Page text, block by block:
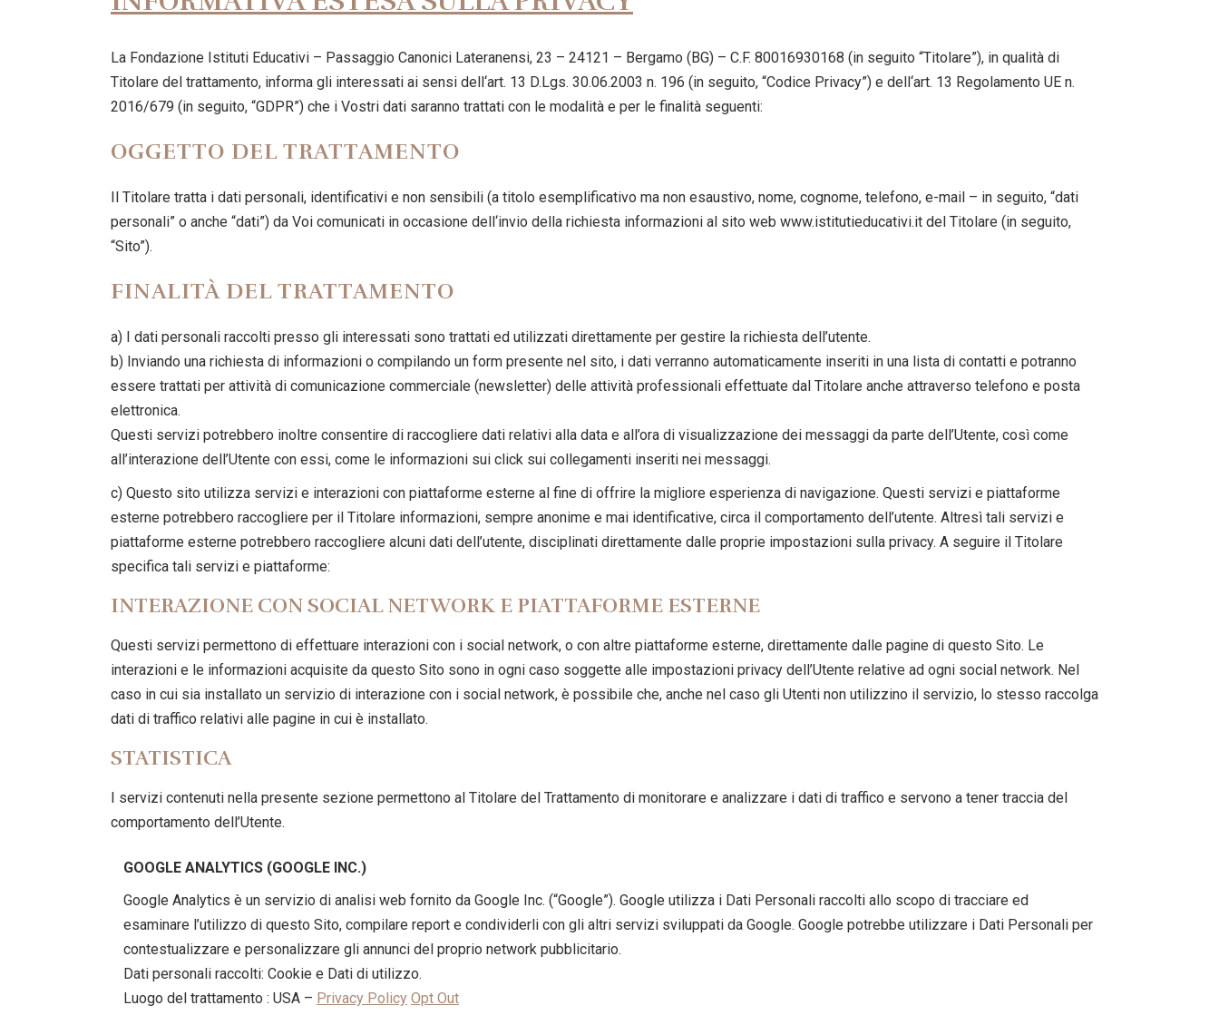
La Fondazione Istituti Educativi – Passaggio Canonici Lateranensi, 23 – 24121 – Bergamo (BG) – C.F. 80016930168 (in seguito “Titolare”), in qualità di
Titolare del trattamento, informa gli interessati ai sensi dell‘art. 13 D.Lgs. 30.06.2003 n. 196 (in seguito, “Codice Privacy”) e dell‘art. 13 Regolamento UE n.
2016/679 (in seguito, “GDPR”) che i Vostri dati saranno trattati con le modalità e per le finalità seguenti:
OGGETTO DEL TRATTAMENTO
Il Titolare tratta i dati personali, identificativi e non sensibili (a titolo esemplificativo ma non esaustivo, nome, cognome, telefono, e-mail – in seguito, “dati
personali” o anche “dati”) da Voi comunicati in occasione dell‘invio della richiesta informazioni al sito web www.istitutieducativi.it del Titolare (in seguito,
“Sito”).
FINALITÀ DEL TRATTAMENTO
a) I dati personali raccolti presso gli interessati sono trattati ed utilizzati direttamente per gestire la richiesta dell’utente.
b) Inviando una richiesta di informazioni o compilando un form presente nel sito, i dati verranno automaticamente inseriti in una lista di contatti e potranno
essere trattati per attività di comunicazione commerciale (newsletter) delle attività professionali effettuate dal Titolare anche attraverso telefono e posta
elettronica.
Questi servizi potrebbero inoltre consentire di raccogliere dati relativi alla data e all’ora di visualizzazione dei messaggi da parte dell’Utente, così come
all’interazione dell’Utente con essi, come le informazioni sui click sui collegamenti inseriti nei messaggi.
c) Questo sito utilizza servizi e interazioni con piattaforme esterne al fine di offrire la migliore esperienza di navigazione. Questi servizi e piattaforme
esterne potrebbero raccogliere per il Titolare informazioni, sempre anonime e mai identificative, circa il comportamento dell’utente. Altresì tali servizi e
piattaforme esterne potrebbero raccogliere alcuni dati dell’utente, disciplinati direttamente dalle proprie impostazioni sulla privacy. A seguire il Titolare
specifica tali servizi e piattaforme:
INTERAZIONE CON SOCIAL NETWORK E PIATTAFORME ESTERNE
Questi servizi permettono di effettuare interazioni con i social network, o con altre piattaforme esterne, direttamente dalle pagine di questo Sito. Le
interazioni e le informazioni acquisite da questo Sito sono in ogni caso soggette alle impostazioni privacy dell’Utente relative ad ogni social network. Nel
caso in cui sia installato un servizio di interazione con i social network, è possibile che, anche nel caso gli Utenti non utilizzino il servizio, lo stesso raccolga
dati di traffico relativi alle pagine in cui è installato.
STATISTICA
I servizi contenuti nella presente sezione permettono al Titolare del Trattamento di monitorare e analizzare i dati di traffico e servono a tener traccia del
comportamento dell’Utente.
GOOGLE ANALYTICS (GOOGLE INC.)
Google Analytics è un servizio di analisi web fornito da Google Inc. (“Google”). Google utilizza i Dati Personali raccolti allo scopo di tracciare ed
esaminare l’utilizzo di questo Sito, compilare report e condividerli con gli altri servizi sviluppati da Google. Google potrebbe utilizzare i Dati Personali per
contestualizzare e personalizzare gli annunci del proprio network pubblicitario.
Dati personali raccolti: Cookie e Dati di utilizzo.
Luogo del trattamento : USA – Privacy Policy Opt Out